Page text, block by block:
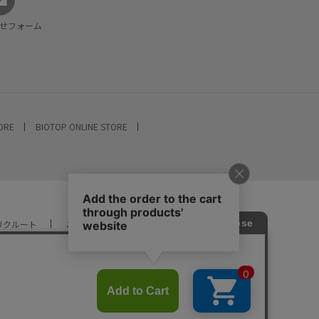
フォーム
BIOTOP ONLINE STORE
クルート ご利用ガイド